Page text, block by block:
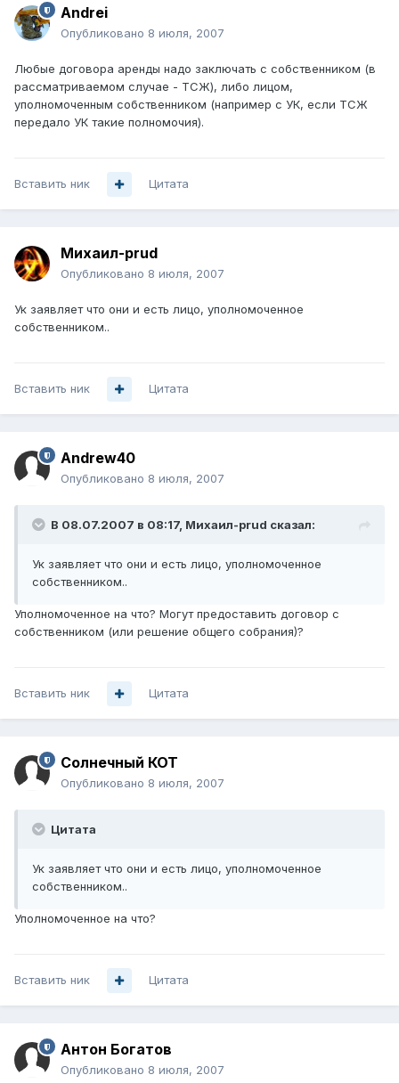
Andrei
Опубликовано 8 июля, 2007
Любые договора аренды надо заключать с собственником (в
рассматриваемом случае - ТСЖ), либо лицом,
уполномоченным собственником (например с УК, если ТСЖ
передало УК такие полномочия).
Вставить ник Цитата
Михаил-prud
Опубликовано 8 июля, 2007
Ук заявляет что они и есть лицо, уполномоченное
собственником..
Вставить ник Цитата
Andrew40
Опубликовано 8 июля, 2007
В 08.07.2007 в 08:17, Михаил-prud сказал:
Ук заявляет что они и есть лицо, уполномоченное
собственником..
Уполномоченное на что? Могут предоставить договор с
собственником (или решение общего собрания)?
Вставить ник Цитата
Солнечный КОТ
Опубликовано 8 июля, 2007
Цитата
Ук заявляет что они и есть лицо, уполномоченное
собственником..
Уполномоченное на что?
Вставить ник Цитата
Антон Богатов
Опубликовано 8 июля, 2007